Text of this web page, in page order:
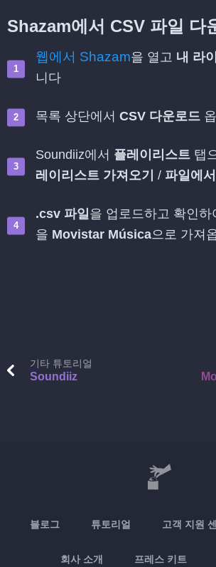
Shazam에서 CSV 파일 다
웹에서 Shazam을 열고 내 라
니다
목록 상단에서 CSV 다운로드
Soundiiz에서 플레이리스트 탭
레이리스트 가져오기 / 파일에서
.csv 파일을 업로드하고 확인
을 Movistar Música으로 가져
기타 튜토리얼
Soundiiz
블로그 튜토리얼 고객 지원
회사 소개 프레스 키트